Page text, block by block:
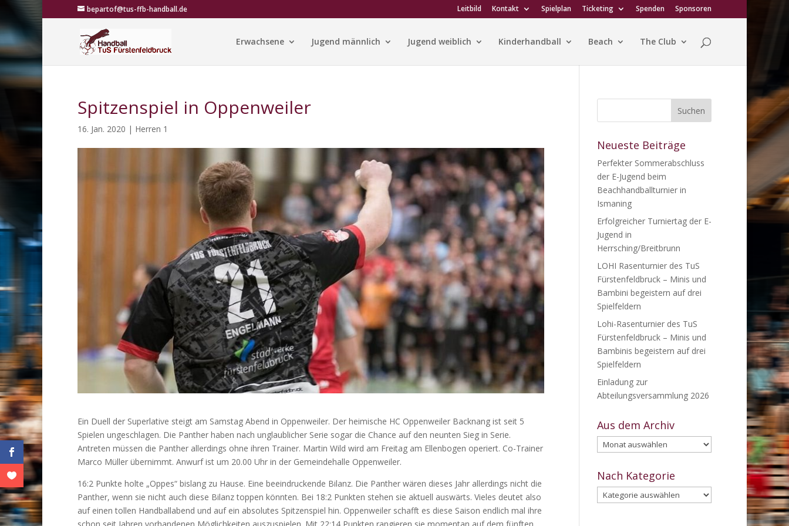
bepartof@tus-ffb-handball.de Leitbild Kontakt Spielplan Ticketing Spenden Sponsoren
Erwachsene Jugend männlich Jugend weiblich Kinderhandball Beach The Club
Spitzenspiel in Oppenweiler
16. Jan. 2020 | Herren 1
Ein Duell der Superlative steigt am Samstag Abend in Oppenweiler. Der heimische HC Oppenweiler Backnang ist seit 5
Spielen ungeschlagen. Die Panther haben nach unglaublicher Serie sogar die Chance auf den neunten Sieg in Serie.
Antreten müssen die Panther allerdings ohne ihren Trainer. Martin Wild wird am Freitag am Ellenbogen operiert. Co-Trainer
Marco Müller übernimmt. Anwurf ist um 20.00 Uhr in der Gemeindehalle Oppenweiler.
16:2 Punkte holte „Oppes“ bislang zu Hause. Eine beeindruckende Bilanz. Die Panther wären dieses Jahr allerdings nicht die
Panther, wenn sie nicht auch diese Bilanz toppen könnten. Bei 18:2 Punkten stehen sie aktuell auswärts. Vieles deutet also
auf einen tollen Handballabend und auf ein absolutes Spitzenspiel hin. Oppenweiler schafft es diese Saison endlich mal ihre
Neueste Beiträge
Perfekter Sommerabschluss
der E-Jugend beim
Beachhandballturnier in
Ismaning
Erfolgreicher Turniertag der E-
Jugend in
Herrsching/Breitbrunn
LOHI Rasenturnier des TuS
Fürstenfeldbruck – Minis und
Bambini begeistern auf drei
Spielfeldern
Lohi-Rasenturnier des TuS
Fürstenfeldbruck – Minis und
Bambinis begeistern auf drei
Spielfeldern
Einladung zur
Abteilungsversammlung 2026
Aus dem Archiv
Aus
dem
Archiv
Nach Kategorie
Nach
Kategorie